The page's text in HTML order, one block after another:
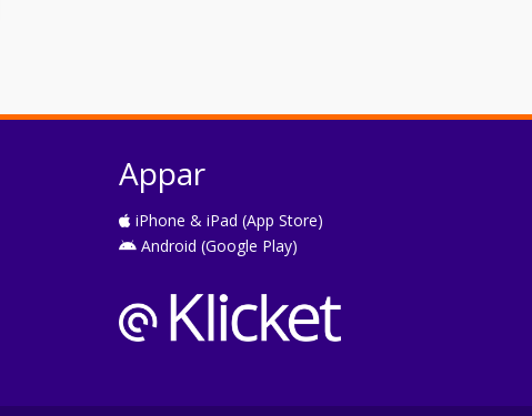
Appar
iPhone & iPad (App Store)
Android (Google Play)